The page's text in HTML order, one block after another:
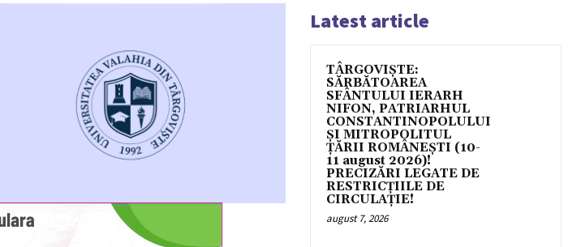
Latest article
TÂRGOVIȘTE:
SĂRBĂTOAREA
SFÂNTULUI IERARH
NIFON, PATRIARHUL
CONSTANTINOPOLULUI
ŞI MITROPOLITUL
ȚĂRII ROMÂNEȘTI (10-
11 august 2026)!
PRECIZĂRI LEGATE DE
RESTRICȚIILE DE
CIRCULAȚIE!
august 7, 2026